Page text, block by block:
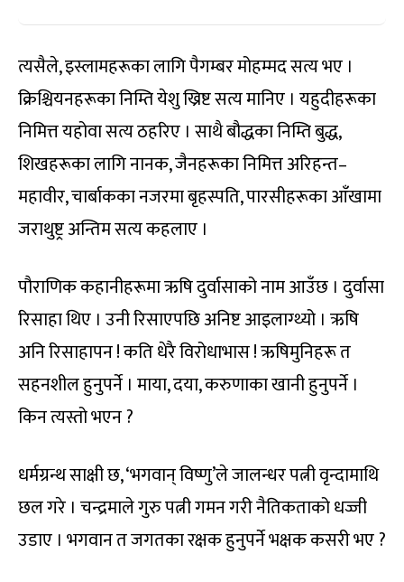
त्यसैले, इस्लामहरूका लागि पैगम्बर मोहम्मद सत्य भए ।
क्रिश्चियनहरूका निम्ति येशु ख्रिष्ट सत्य मानिए । यहुदीहरूका
निमित्त यहोवा सत्य ठहरिए । साथै बौद्धका निम्ति बुद्ध,
शिखहरूका लागि नानक, जैनहरूका निमित्त अरिहन्त–
महावीर, चार्बाकका नजरमा बृहस्पति, पारसीहरूका आँखामा
जराथुष्ट्र अन्तिम सत्य कहलाए ।
पौराणिक कहानीहरूमा ऋषि दुर्वासाको नाम आउँछ । दुर्वासा
रिसाहा थिए । उनी रिसाएपछि अनिष्ट आइलाग्थ्यो । ऋषि
अनि रिसाहापन ! कति धेरै विरोधाभास ! ऋषिमुनिहरू त
सहनशील हुनुपर्ने । माया, दया, करुणाका खानी हुनुपर्ने ।
किन त्यस्तो भएन ?
धर्मग्रन्थ साक्षी छ, ‘भगवान् विष्णु’ले जालन्धर पत्नी वृन्दामाथि
छल गरे । चन्द्रमाले गुरु पत्नी गमन गरी नैतिकताको धज्जी
उडाए । भगवान त जगतका रक्षक हुनुपर्ने भक्षक कसरी भए ?